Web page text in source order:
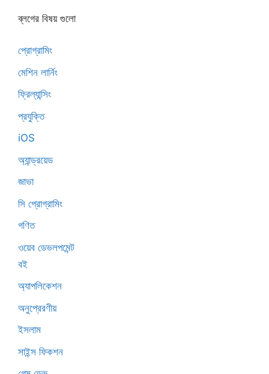
ব্লগের বিষয় গুলো
প্রোগ্রামিং
মেশিন লার্নিং
ফ্রিল্যান্সিং
প্রযুক্তি
iOS
অ্যান্ড্রয়েড
জাভা
সি প্রোগ্রামিং
গণিত
ওয়েব ডেভলপমেন্ট
বই
অ্যাপলিকেশন
অনুপ্রেরণীয়
ইসলাম
সাইন্স ফিকশন